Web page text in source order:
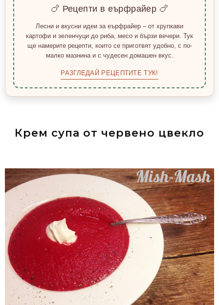
🍗 Рецепти в еърфрайер 🍗
Лесни и вкусни идеи за еърфрайер – от хрупкави
картофи и зеленчуци до риба, месо и бързи вечери. Тук
ще намерите рецепти, които се приготвят удобно, с по-
малко мазнина и с чудесен домашен вкус.
РАЗГЛЕДАЙ РЕЦЕПТИТЕ ТУК!
Крем супа от червено цвекло